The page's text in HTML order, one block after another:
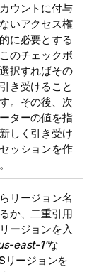
ウントに付与
いアクセス権
に必要とする
のチェックボ
択すればその
き受けること
。その後、次
ターの値を指
しく引き受け
ッションを作
リージョン名
か、二重引用
ージョンを入
east-1"な
リージョンを